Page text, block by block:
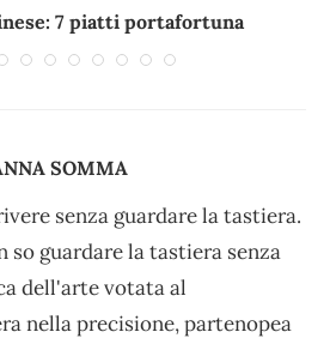
7 piatti portafortuna
SOMMA
senza guardare la tastiera.
so guardare la tastiera senza
dell'arte votata al
nella precisione, partenopea